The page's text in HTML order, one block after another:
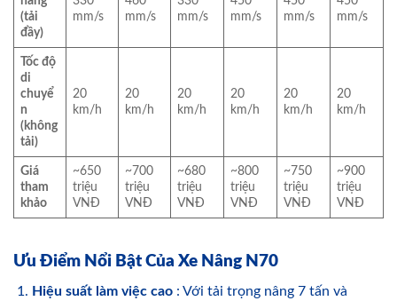
(tải
đầy)
mm/s
mm/s
mm/s
mm/s
mm/s
mm/s
Tốc độ
di
chuyể
n
(không
tải)
20
km/h
20
km/h
20
km/h
20
km/h
20
km/h
20
km/h
Giá
tham
khảo
~650
triệu
VNĐ
~700
triệu
VNĐ
~680
triệu
VNĐ
~800
triệu
VNĐ
~750
triệu
VNĐ
~900
triệu
VNĐ
Ưu Điểm Nổi Bật Của Xe Nâng N70
Hiệu suất làm việc cao : Với tải trọng nâng 7 tấn và